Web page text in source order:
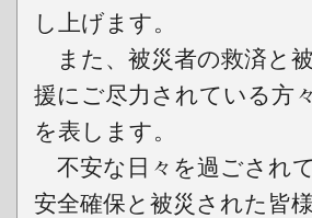
し上げます。
また、被災者の救済と
援にご尽力されている方
を表します。
不安な日々を過ごされ
安全確保と被災された皆